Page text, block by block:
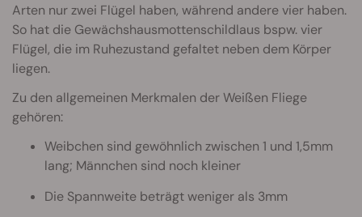
Arten nur zwei Flügel haben, während andere vier haben.
So hat die Gewächshausmottenschildlaus bspw. vier
Flügel, die im Ruhezustand gefaltet neben dem Körper
liegen.
Zu den allgemeinen Merkmalen der Weißen Fliege
gehören:
Weibchen sind gewöhnlich zwischen 1 und 1,5mm
lang; Männchen sind noch kleiner
Die Spannweite beträgt weniger als 3mm